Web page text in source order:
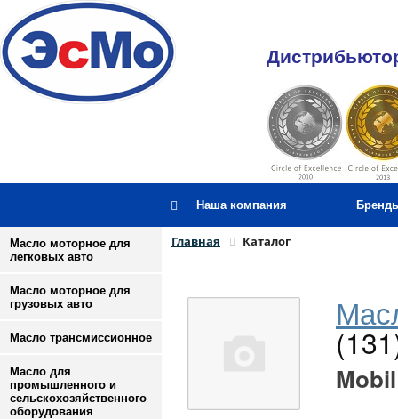
Наша компания
Масло моторное для
легковых авто
Масло моторное для
грузовых авто
Масло трансмиссионное
Масло для
промышленного и
сельскохозяйственного
оборудования
Главная Каталог
Mobil